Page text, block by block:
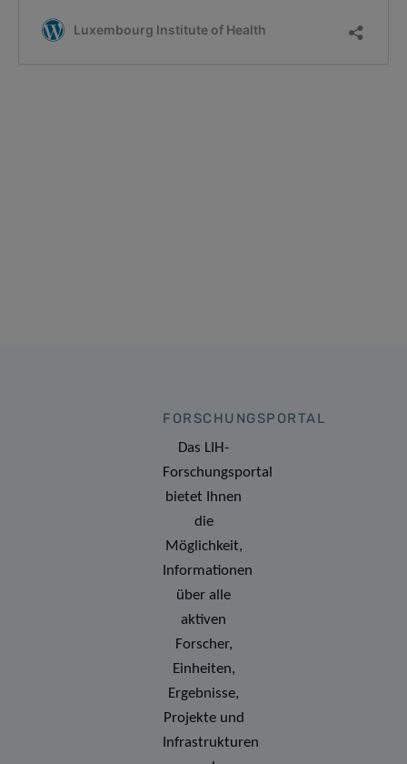
FORSCHUNGSPORTAL
Das LIH-
Forschungsportal
bietet Ihnen
die
Möglichkeit,
Informationen
über alle
aktiven
Forscher,
Einheiten,
Ergebnisse,
Projekte und
Infrastrukturen